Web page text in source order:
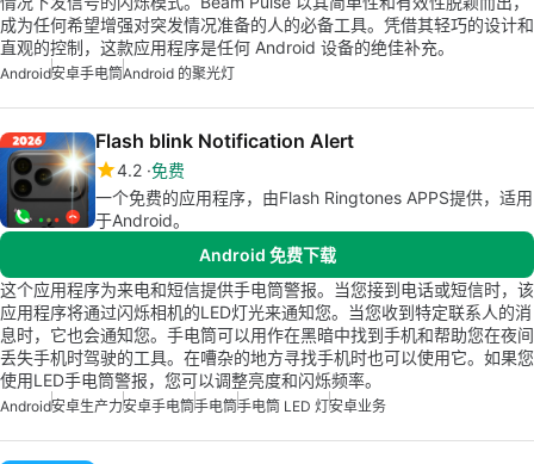
成为任何希望增强对突发情况准备的人的必备工具。凭借其轻巧的设计和
直观的控制，这款应用程序是任何 Android 设备的绝佳补充。
Android安卓手电筒Android 的聚光灯
Flash blink Notification Alert
4.2 免费
一个免费的应用程序，由Flash Ringtones APPS提供，适用
于Android。
Android 免费下载
这个应用程序为来电和短信提供手电筒警报。当您接到电话或短信时，该
应用程序将通过闪烁相机的LED灯光来通知您。当您收到特定联系人的消
息时，它也会通知您。手电筒可以用作在黑暗中找到手机和帮助您在夜间
丢失手机时驾驶的工具。在嘈杂的地方寻找手机时也可以使用它。如果您
使用LED手电筒警报，您可以调整亮度和闪烁频率。
Android安卓生产力安卓手电筒手电筒手电筒 LED 灯安卓业务